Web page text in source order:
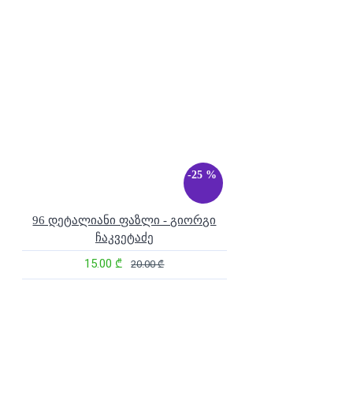
-25 %
96 დეტალიანი ფაზლი - გიორგი
ჩაკვეტაძე
15.00 ₾ 20.00 ₾